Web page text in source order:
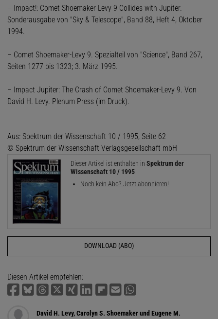
– Impact!: Comet Shoemaker-Levy 9 Collides with Jupiter.
Sonderausgabe von "Sky & Telescope", Band 88, Heft 4, Oktober
1994.
– Comet Shoemaker-Levy 9. Spezialteil von "Science", Band 267,
Seiten 1277 bis 1323; 3. März 1995.
– Impact Jupiter: The Crash of Comet Shoemaker-Levy 9. Von
David H. Levy. Plenum Press (im Druck).
Aus: Spektrum der Wissenschaft 10 / 1995, Seite 62
© Spektrum der Wissenschaft Verlagsgesellschaft mbH
Dieser Artikel ist enthalten in Spektrum der
Wissenschaft 10 / 1995
Noch kein Abo? Jetzt abonnieren!
DOWNLOAD (ABO)
Diesen Artikel empfehlen:
David H. Levy, Carolyn S. Shoemaker und Eugene M.